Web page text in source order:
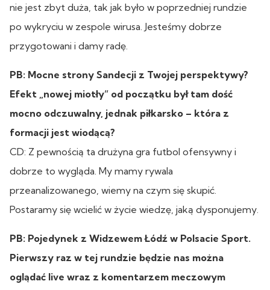
nie jest zbyt duża, tak jak było w poprzedniej rundzie
po wykryciu w zespole wirusa. Jesteśmy dobrze
przygotowani i damy radę.
PB: Mocne strony Sandecji z Twojej perspektywy?
Efekt „nowej miotły” od początku był tam dość
mocno odczuwalny, jednak piłkarsko – która z
formacji jest wiodącą?
CD: Z pewnością ta drużyna gra futbol ofensywny i
dobrze to wygląda. My mamy rywala
przeanalizowanego, wiemy na czym się skupić.
Postaramy się wcielić w życie wiedzę, jaką dysponujemy.
PB: Pojedynek z Widzewem Łódź w Polsacie Sport.
Pierwszy raz w tej rundzie będzie nas można
oglądać live wraz z komentarzem meczowym